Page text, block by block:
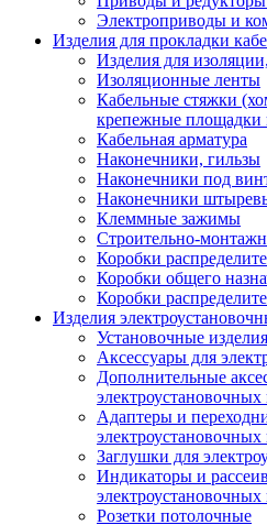
Электроприводы и
Изделия для прокладки
Изделия для
Изоляционные ленты
Кабельные стяжки
крепежные площадки
Кабельная арматура
Наконечники, гильзы
Наконечники под
Наконечники
Клеммные зажимы
Строительно-
Коробки
Коробки общего
Коробки
Изделия
Установочные
Аксессуары для
Дополнительные
электроустановочных
Адаптеры и
электроустановочных
Заглушки для
Индикаторы и
электроустановочных
Розетки потолочные